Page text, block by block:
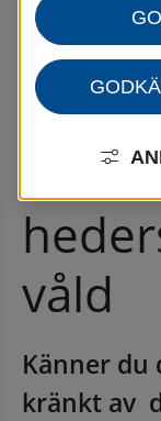
Startsida
Våld i nära
Våld
våld
Känner du
kränkt av